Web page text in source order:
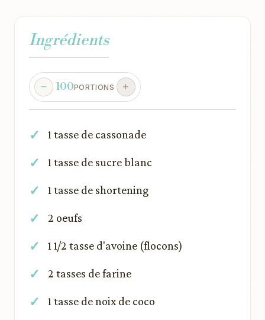
Ingrédients
100PORTIONS
1 tasse de cassonade
1 tasse de sucre blanc
1 tasse de shortening
2 oeufs
1 1/2 tasse d'avoine (flocons)
2 tasses de farine
1 tasse de noix de coco